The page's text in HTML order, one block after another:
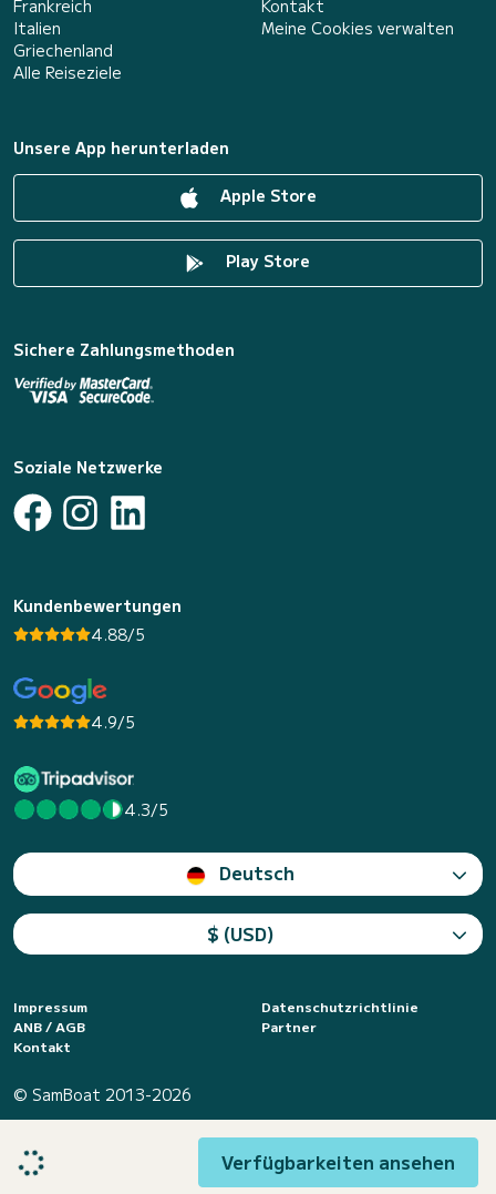
Verfügbarkeiten ansehen
Frankreich
Italien
Griechenland
Alle Reiseziele
Kontakt
Meine Cookies verwalten
Unsere App herunterladen
Apple Store
Play Store
Sichere Zahlungsmethoden
Soziale Netzwerke
Kundenbewertungen
4.88/5
4.9/5
4.3/5
Deutsch
$ (USD)
Impressum
Datenschutzrichtlinie
ANB / AGB
Partner
Kontakt
© SamBoat 2013-2026